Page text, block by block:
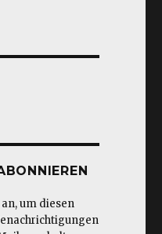
um diesen